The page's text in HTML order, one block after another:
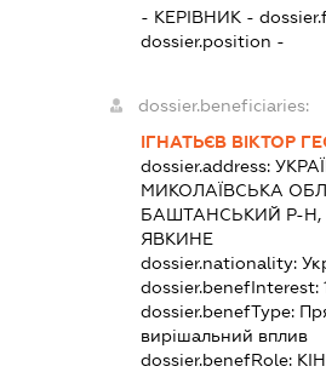
- КЕРІВНИК -
dossier.position -
dossier.beneficiaries:
ІГНАТЬЄВ ВІКТОР
dossier.address:
МИКОЛАЇВСЬКА
БАШТАНСЬКИЙ Р-Н,
ЯВКИНЕ
dossier.nationality:
dossier.benefInterest:
dossier.benefType:
вирішальний вплив
dossier.benefRole: